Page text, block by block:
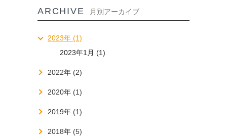
ARCHIVE 月別アーカイブ
2023年 (1)
2023年1月 (1)
2022年 (2)
2020年 (1)
2019年 (1)
2018年 (5)